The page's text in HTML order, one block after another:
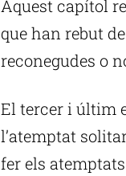
Aquest capítol
que han rebut
reconegudes o
El tercer i últim
l’atemptat
fer els